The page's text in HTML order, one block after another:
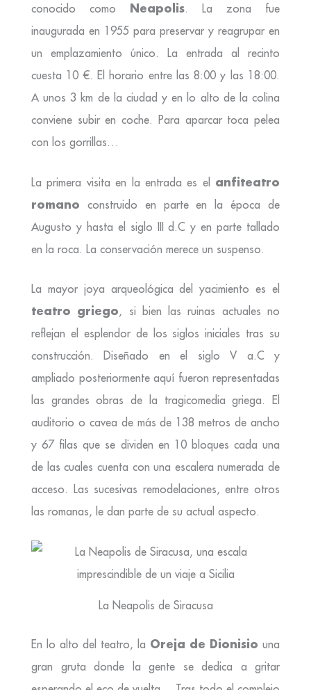
conocido como Neapolis. La zona fue
inaugurada en 1955 para preservar y reagrupar en
un emplazamiento único. La entrada al recinto
cuesta 10 €. El horario entre las 8:00 y las 18:00.
A unos 3 km de la ciudad y en lo alto de la colina
conviene subir en coche. Para aparcar toca pelea
con los gorrillas…
La primera visita en la entrada es el anfiteatro
romano construido en parte en la época de
Augusto y hasta el siglo III d.C y en parte tallado
en la roca. La conservación merece un suspenso.
La mayor joya arqueológica del yacimiento es el
teatro griego, si bien las ruinas actuales no
reflejan el esplendor de los siglos iniciales tras su
construcción. Diseñado en el siglo V a.C y
ampliado posteriormente aquí fueron representadas
las grandes obras de la tragicomedia griega. El
auditorio o cavea de más de 138 metros de ancho
y 67 filas que se dividen en 10 bloques cada una
de las cuales cuenta con una escalera numerada de
acceso. Las sucesivas remodelaciones, entre otros
las romanas, le dan parte de su actual aspecto.
La Neapolis de Siracusa
En lo alto del teatro, la Oreja de Dionisio una
gran gruta donde la gente se dedica a gritar